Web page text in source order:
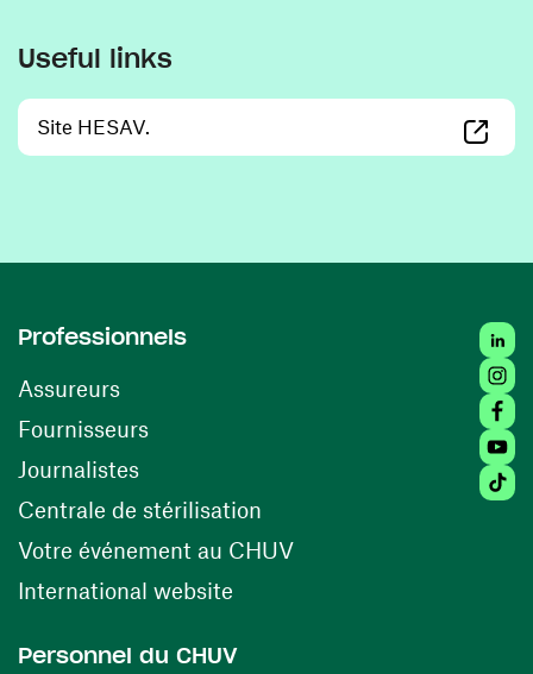
Useful links
Site HESAV.
Professionnels
Assureurs
Fournisseurs(opens in a new window)
Journalistes
Centrale de stérilisation (opens in a new window)
Votre événement au CHUV(opens in a new
International website
Personnel du CHUV